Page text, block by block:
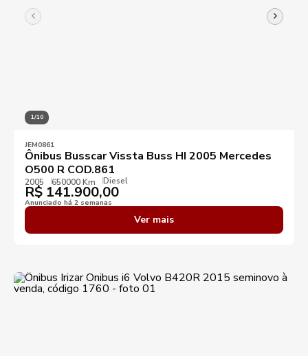
1/10
JEM0861
Ônibus Busscar Vissta Buss HI 2005 Mercedes
O500 R COD.861
2005 650000 Km Diesel
R$ 141.900,00
Anunciado há 2 semanas
Ver mais